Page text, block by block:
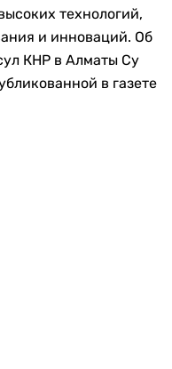
технологий,
и инноваций. Об
КНР в Алматы Су
в газете